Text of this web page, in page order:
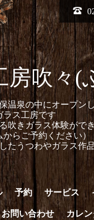
房吹々(
温泉の中にオープン
ラス工房です
吹きガラス体験がで
からご予約ください）
たうつわやガラス作
予約 サービス
お問い合わせ カレ